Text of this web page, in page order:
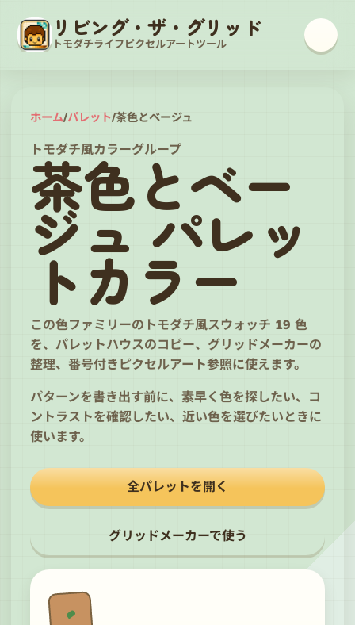
リビング・ザ・グリッド
トモダチライフピクセルアートツール
ホーム/パレット/茶色とベージュ
トモダチ風カラーグループ
茶色とベー
ジュ パレッ
トカラー
この色ファミリーのトモダチ風スウォッチ 19 色
を、パレットハウスのコピー、グリッドメーカーの
整理、番号付きピクセルアート参照に使えます。
パターンを書き出す前に、素早く色を探したい、コ
ントラストを確認したい、近い色を選びたいときに
使います。
全パレットを開く
グリッドメーカーで使う